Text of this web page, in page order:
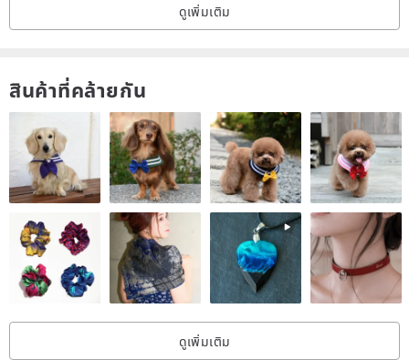
because of this, each natural Gemstone is unique, so it is so
(*If you have any questions, please feel free to contact us by
private message.)
"About Grinding"
"A good piece of jewelry can tell a story, and everyone deserves a
piece of jewelry that makes sense."
The eternity of jewelry allows every cherished and moving moment
to be treasured forever.
Each piece of jewelry in "MODE YANG" is independently
ดูเพิ่มเติม
สินค้าที่คล้ายกัน
ดูเพิ่มเติม